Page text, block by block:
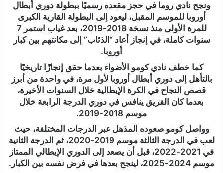
ونجح نادي روما في حجز مقعده رسميًا ببطولة دوري أبطال
أوروبا للموسم المقبل، ليعود إلى البطولة القارية الكبرى
للمرة الأولى منذ نسخة 2018-2019، بعد غياب استمر 7
سنوات كاملة، في إنجاز أعاد “الذئاب” إلى مكانتهم بين كبار
أوروبا.
كما خطف نادي كومو الأضواء بعدما حقق إنجازًا تاريخيًا
بالتأهل إلى دوري أبطال أوروبا لأول مرة، في واحدة من أبرز
قصص النجاح في الكرة الإيطالية خلال السنوات الأخيرة،
بعدما كان الفريق ينافس في دوري الدرجة الرابعة خلال
موسم 2018-2019.
وواصل كومو صعوده المذهل عبر الدرجات المختلفة، حيث
لعب في الدرجة الثالثة موسم 2019-2020، ثم الدرجة الثانية
في 2021-2022، قبل أن يصعد إلى الدوري الإيطالي الممتاز
موسم 2024-2025، لينجح بعدها في فرض نفسه بين الكبار.